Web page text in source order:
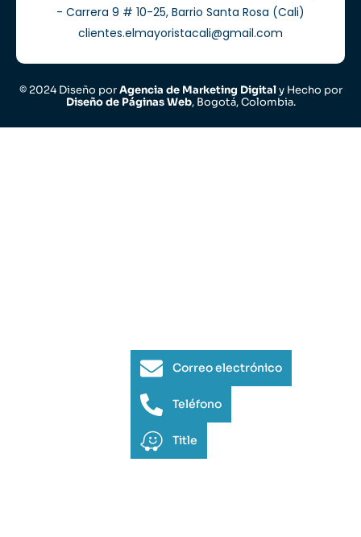
- Carrera 9 # 10-25, Barrio Santa Rosa (Cali)
clientes.elmayoristacali@gmail.com
© 2024 Diseño porAgencia de Marketing Digitaly Hecho por
Diseño de Páginas Web, Bogotá, Colombia.
Correo electrónico
Teléfono
Title